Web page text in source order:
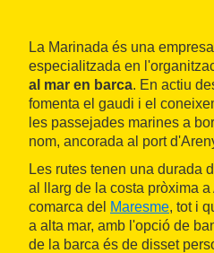
La Marinada és una
especialitzada en
al mar en barca. En actiu
fomenta el gaudi i el
les passejades marines a
nom, ancorada al port
Les rutes tenen una durada
al llarg de la costa pròxima
comarca del Maresme, tot i
a alta mar, amb l'opció de
de la barca és de disset